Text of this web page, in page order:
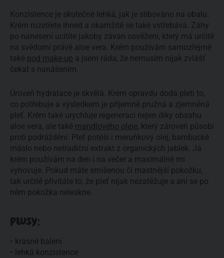
Konzistence je skutečně lehká, jak je slibováno na obalu.
Krém rozetřete ihned a okamžitě se také vstřebává. Záhy
po nanesení ucítíte jakoby závan osvěžení, který má určitě
na svědomí právě aloe vera. Krém používám samozřejmě
také pod make-up a jsem ráda, že nemusím nijak zvlášť
čekat s nanášením.
Úroveň hydratace je skvělá. Krém opravdu dodá pleti to,
co potřebuje a výsledkem je příjemně pružná a zjemněná
pleť. Krém také urychluje regeneraci nejen díky obsahu
aloe vera, ale také mandlového oleje, který zároveň působí
proti podráždění. Pleť potěší i meruňkový olej, bambucké
máslo nebo netradiční extrakt z organických jablek. Já
krém používám na den i na večer a maximálně mi
vyhovuje. Pokud máte smíšenou či mastnější pokožku,
tak určitě přivítáte to, že pleť nijak nezatěžuje a ani se po
něm pokožka neleskne.
PLUSY:
krásné balení
lehká konzistence